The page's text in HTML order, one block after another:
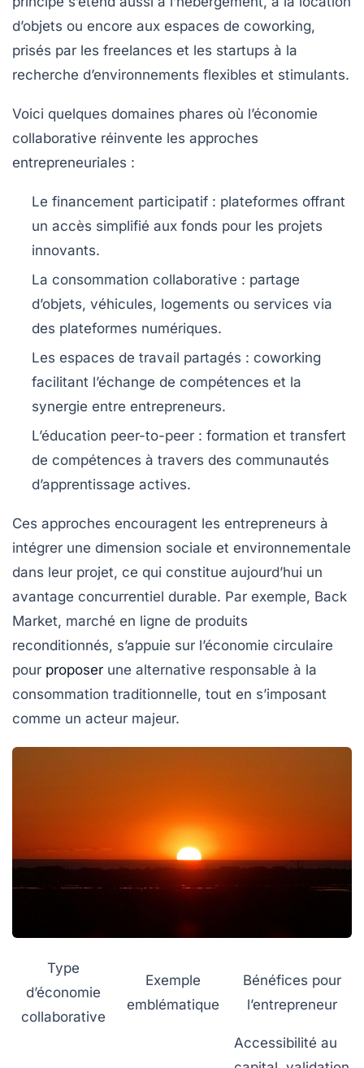
d’objets ou encore aux espaces de coworking,
prisés par les freelances et les startups à la
recherche d’environnements flexibles et stimulants.
Voici quelques domaines phares où l’économie
collaborative réinvente les approches
entrepreneuriales :
Le financement participatif : plateformes offrant
un accès simplifié aux fonds pour les projets
innovants.
La consommation collaborative : partage
d’objets, véhicules, logements ou services via
des plateformes numériques.
Les espaces de travail partagés : coworking
facilitant l’échange de compétences et la
synergie entre entrepreneurs.
L’éducation peer-to-peer : formation et transfert
de compétences à travers des communautés
d’apprentissage actives.
Ces approches encouragent les entrepreneurs à
intégrer une dimension sociale et environnementale
dans leur projet, ce qui constitue aujourd’hui un
avantage concurrentiel durable. Par exemple, Back
Market, marché en ligne de produits
reconditionnés, s’appuie sur l’économie circulaire
pour proposer une alternative responsable à la
consommation traditionnelle, tout en s’imposant
comme un acteur majeur.
Type
d’économie
collaborative
Exemple
emblématique
Bénéfices pour
l’entrepreneur
Accessibilité au